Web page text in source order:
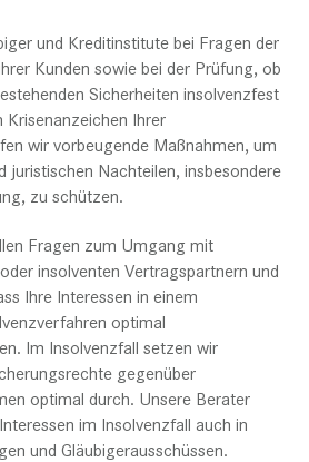
und Kreditinstitute bei Fragen der
Kunden sowie bei der Prüfung, ob
Sicherheiten insolvenzfest
Krisenanzeichen Ihrer
wir vorbeugende Maßnahmen, um
juristischen Nachteilen, insbesondere
zu schützen.
Fragen zum Umgang mit
insolventen Vertragspartnern und
Ihre Interessen in einem
optimal
Im Insolvenzfall setzen wir
gegenüber
optimal durch. Unsere Berater
im Insolvenzfall auch in
und Gläubigerausschüssen.